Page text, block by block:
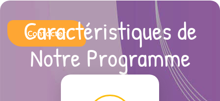
Contacter
Caractéristiques de
Notre Programme